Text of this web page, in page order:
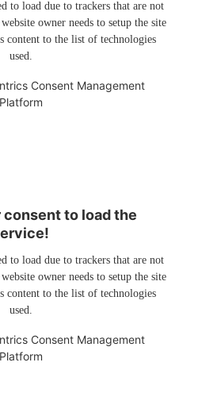
to load due to trackers that are not
owner needs to setup the site
content to the list of technologies
used.
Consent Management
Platform
consent to load the
to load due to trackers that are not
owner needs to setup the site
content to the list of technologies
used.
Consent Management
Platform